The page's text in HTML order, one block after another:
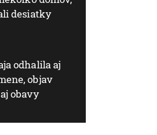
desiatky
odhalila aj
objav
obavy